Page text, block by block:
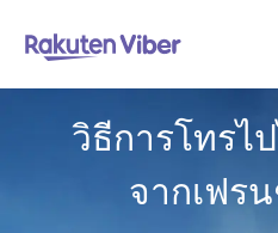
วิธีการโทรไ
จากเฟร